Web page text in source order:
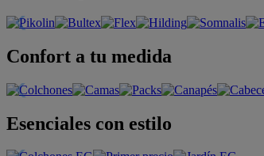
Confort a tu medida
Esenciales con estilo